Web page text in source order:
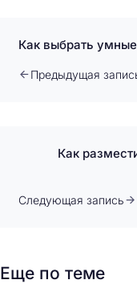
Как выбрать
Предыдущая
Как
Следующая запись
Еще по теме